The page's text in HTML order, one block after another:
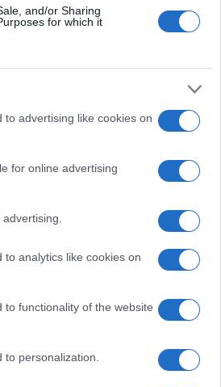
and/or Sharing
for which it
advertising like cookies on
for online advertising
analytics like cookies on
functionality of the website
personalization.
della
a
coordina un
a cinque
e